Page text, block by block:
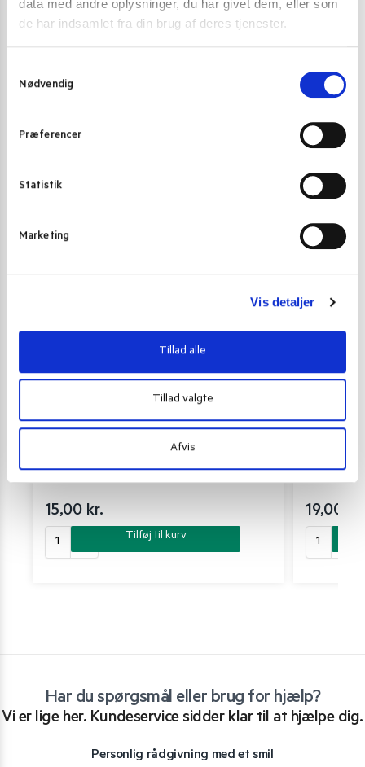
data med andre oplysninger, du har givet dem, eller som
de har indsamlet fra din brug af deres tjenester.
Nødvendig
Præferencer
Statistik
Marketing
Vis detaljer
Tillad alle
Tillad valgte
Afvis
Kategorier:
Krydderiblandinger Krydderiblandinger
Gode alternativer til dette produkt
KRYDDERIBLANDINGER
15,00 kr.
Tilføj til kurv
Yakiniku
19,00
Har du spørgsmål eller brug for hjælp?
Vi er lige her. Kundeservice sidder klar til at hjælpe dig.
Personlig rådgivning med et smil